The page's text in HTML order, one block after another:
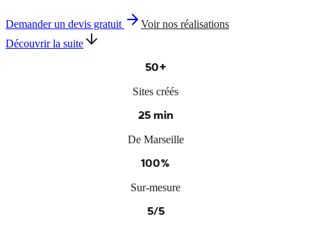
Demander un devis gratuit
Voir nos réalisations
Découvrir la suite
50+
Sites créés
25 min
De Marseille
100%
Sur-mesure
5/5